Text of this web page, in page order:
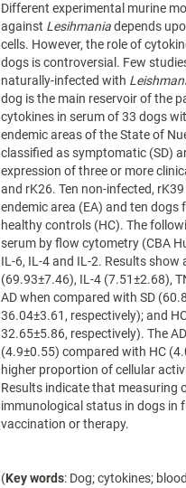
Different experimental murine
against Lesihmaniadepends
cells. However, the role of
dogs is controversial. Few
naturally-infected with
dog is the main reservoir of the
cytokines in serum of 33 dogs
endemic areas of the State of
classified as symptomatic (SD)
expression of three or more
and rK26. Ten non-infected,
endemic area (EA) and ten dogs
healthy controls (HC). The
serum by flow cytometry (CBA
IL-6, IL-4 and IL-2. Results
(69.93±7.46), IL-4 (7.51±2.68),
AD when compared with SD
36.04±3.61, respectively); and
32.65±5.86, respectively). The
(4.9±0.55) compared with HC
higher proportion of cellular
Results indicate that measuring
immunological status in dogs in
vaccination or therapy.
(Key words: Dog; cytokines;